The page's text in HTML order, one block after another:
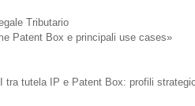
Tributario
Patent Box e principali use cases»
tra tutela IP e Patent Box: profili